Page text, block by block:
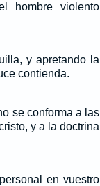
hombre violento
y apretando la
contienda.
se conforma a las
y a la doctrina
en vuestro